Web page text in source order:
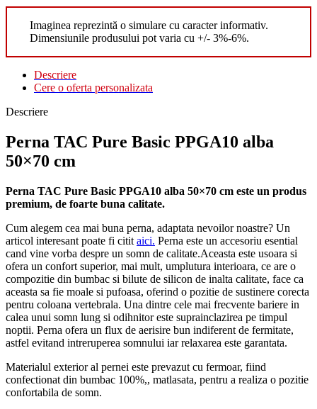
Imaginea reprezintă o simulare cu caracter informativ.
Dimensiunile produsului pot varia cu +/- 3%-6%.
Descriere
Cere o oferta personalizata
Descriere
Perna TAC Pure Basic PPGA10 alba
50×70 cm
Perna TAC Pure Basic PPGA10 alba 50×70 cm este un produs
premium, de foarte buna calitate.
Cum alegem cea mai buna perna, adaptata nevoilor noastre? Un
articol interesant poate fi citit aici. Perna este un accesoriu esential
cand vine vorba despre un somn de calitate.Aceasta este usoara si
ofera un confort superior, mai mult, umplutura interioara, ce are o
compozitie din bumbac si bilute de silicon de inalta calitate, face ca
aceasta sa fie moale si pufoasa, oferind o pozitie de sustinere corecta
pentru coloana vertebrala. Una dintre cele mai frecvente bariere in
calea unui somn lung si odihnitor este suprainclazirea pe timpul
noptii. Perna ofera un flux de aerisire bun indiferent de fermitate,
astfel evitand intreruperea somnului iar relaxarea este garantata.
Materialul exterior al pernei este prevazut cu fermoar, fiind
confectionat din bumbac 100%,, matlasata, pentru a realiza o pozitie
confortabila de somn.